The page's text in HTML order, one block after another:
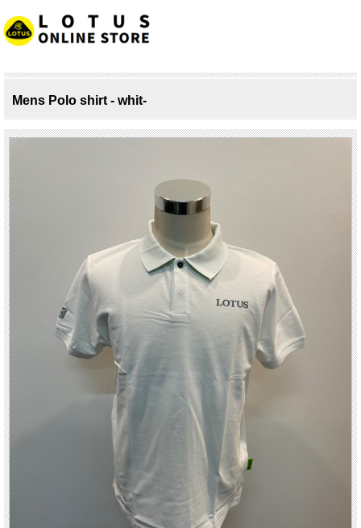
Mens Polo shirt - whit-